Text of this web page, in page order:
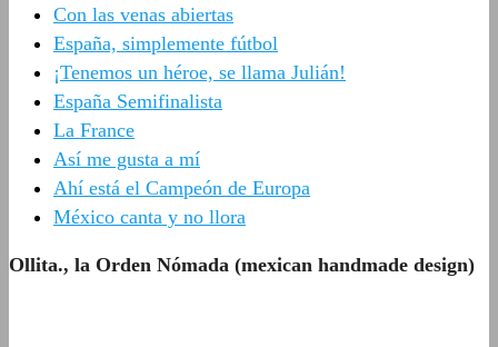
Con las venas abiertas
España, simplemente fútbol
¡Tenemos un héroe, se llama Julián!
España Semifinalista
La France
Así me gusta a mí
Ahí está el Campeón de Europa
México canta y no llora
Ollita., la Orden Nómada (mexican handmade design)